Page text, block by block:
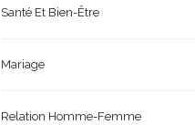
Santé Et Bien-Être
Mariage
Relation Homme-Femme